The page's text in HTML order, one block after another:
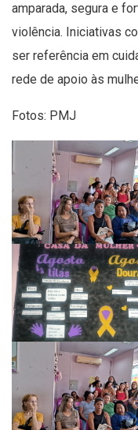
amparada, segura e
violência. Iniciativas
ser referência em
rede de apoio às
Fotos: PMJ